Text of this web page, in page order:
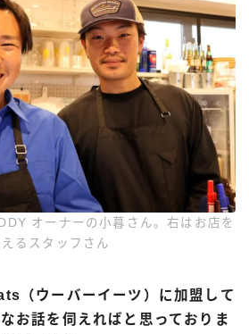
オーナーの小暮さん。右はお店を
えるスタッフさん
（ウーバーイーツ）に加盟して
お話を伺えればと思っておりま